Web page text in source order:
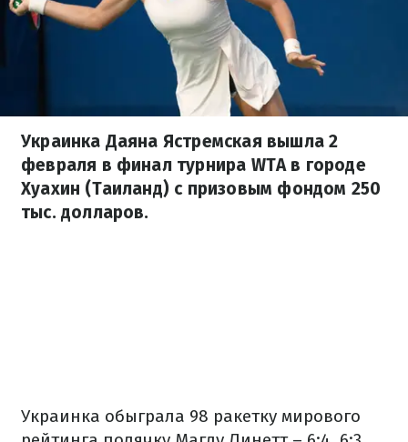
Украинка Даяна Ястремская вышла 2
февраля в финал турнира WTA в городе
Хуахин (Таиланд) с призовым фондом 250
тыс. долларов.
Украинка обыграла 98 ракетку мирового